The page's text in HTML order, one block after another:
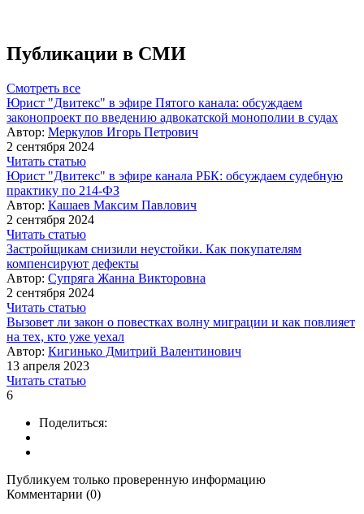
Публикации в СМИ
Смотреть все
Юрист "Двитекс" в эфире Пятого канала: обсуждаем
законопроект по введению адвокатской монополии в судах
Автор: Меркулов Игорь Петрович
2 сентября 2024
Читать статью
Юрист "Двитекс" в эфире канала РБК: обсуждаем судебную
практику по 214-ФЗ
Автор: Кашаев Максим Павлович
2 сентября 2024
Читать статью
Застройщикам снизили неустойки. Как покупателям
компенсируют дефекты
Автор: Супряга Жанна Викторовна
2 сентября 2024
Читать статью
Вызовет ли закон о повестках волну миграции и как повлияет
на тех, кто уже уехал
Автор: Кигинько Дмитрий Валентинович
13 апреля 2023
Читать статью
6
Поделиться:
Публикуем только проверенную информацию
Комментарии (0)